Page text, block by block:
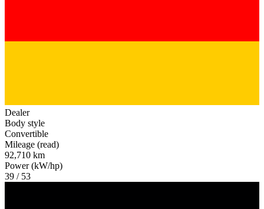
Dealer
Body style
Convertible
Mileage (read)
92,710 km
Power (kW/hp)
39 / 53